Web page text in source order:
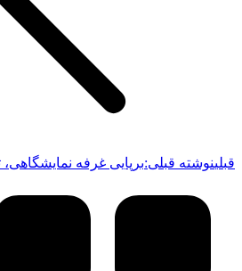
قبلینوشته قبلی:برپایی غرفه